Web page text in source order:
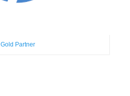
Gold Partner